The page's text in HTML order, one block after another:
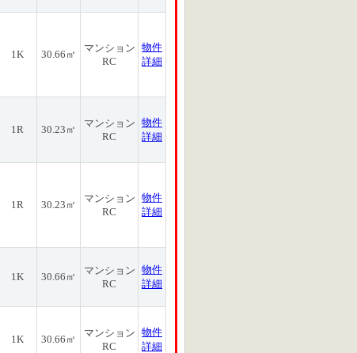
1K 30.66㎡
マンション
RC
物件
詳細
1R 30.23㎡
マンション
RC
物件
詳細
1R 30.23㎡
マンション
RC
物件
詳細
1K 30.66㎡
マンション
RC
物件
詳細
1K 30.66㎡
マンション
RC
物件
詳細